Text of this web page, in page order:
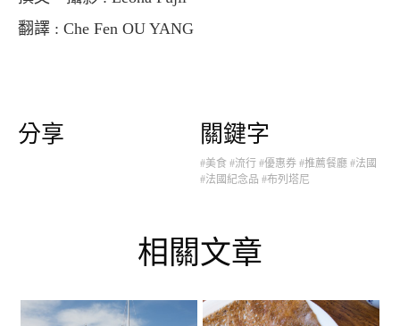
翻譯 : Che Fen OU YANG
分享 關鍵字
#美食 #流行 #優惠券 #推薦餐廳 #法國
#法國紀念品 #布列塔尼
相關文章